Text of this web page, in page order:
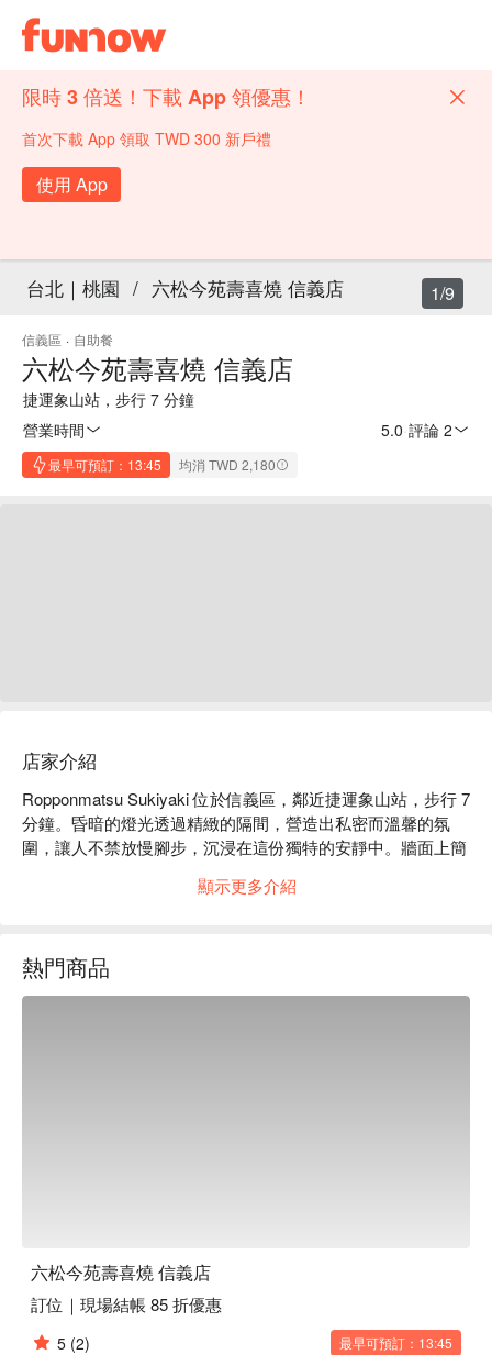
限時 3 倍送！下載 App 領優惠！
首次下載 App 領取 TWD 300 新戶禮
使用 App
台北｜桃園 / 六松今苑壽喜燒 信義店
信義區 · 自助餐
六松今苑壽喜燒 信義店
捷運象山站，步行 7 分鐘
營業時間
5.0 評論 2
最早可預訂：13:45 均消 TWD 2,180
1/9
店家介紹
Ropponmatsu Sukiyaki 位於信義區，鄰近捷運象山站，步行 7
分鐘。昏暗的燈光透過精緻的隔間，營造出私密而溫馨的氛
圍，讓人不禁放慢腳步，沉浸在這份獨特的安靜中。牆面上簡
美好的對話與歡笑流淌。
品饗宴。
🤩 玩樂情報
適合情境：熱門餐廳
貼心服務：私人包廂
顯示更多介紹
熱門商品
六松今苑壽喜燒 信義店
訂位｜現場結帳 85 折優惠
5 (2) 最早可預訂：13:45